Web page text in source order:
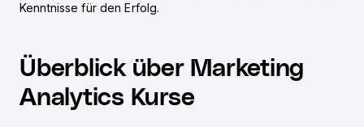
Kenntnisse für den Erfolg.
Überblick über Marketing
Analytics Kurse